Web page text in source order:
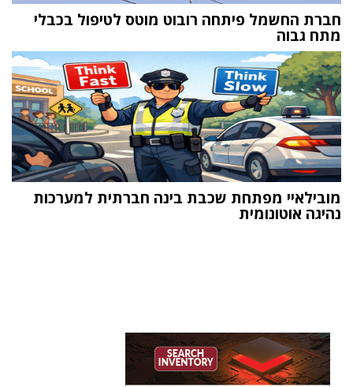
חברת החשמל פיתחה רובוט מוטס לטיפול בכבלי
מתח גבוה
מובילאיי מפתחת שכבת בינה חברתית למערכות
נהיגה אוטונומית